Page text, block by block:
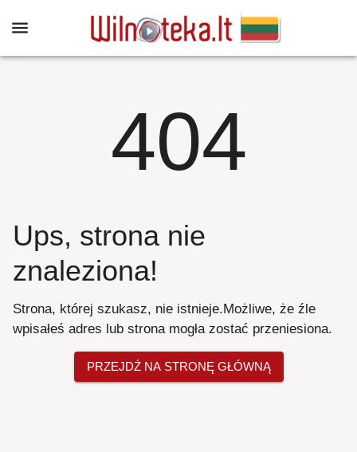
404
Ups, strona nie
znaleziona!
Strona, której szukasz, nie istnieje.Możliwe, że źle
wpisałeś adres lub strona mogła zostać przeniesiona.
PRZEJDŹ NA STRONĘ GŁÓWNĄ